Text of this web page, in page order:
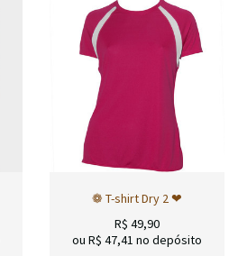
❁ T-shirt Dry 2 ❤
R$ 49,90
ou R$ 47,41 no depósito